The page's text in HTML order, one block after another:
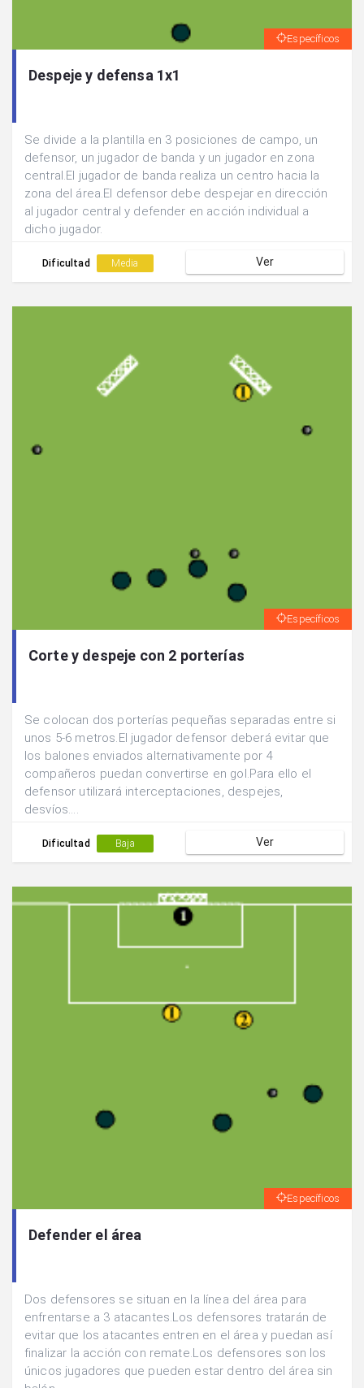
Específicos
Despeje y defensa 1x1
Se divide a la plantilla en 3 posiciones de campo, un
defensor, un jugador de banda y un jugador en zona
central.El jugador de banda realiza un centro hacia la
zona del área.El defensor debe despejar en dirección
al jugador central y defender en acción individual a
dicho jugador.
Dificultad Media Ver
Específicos
Corte y despeje con 2 porterías
Se colocan dos porterías pequeñas separadas entre si
unos 5-6 metros.El jugador defensor deberá evitar que
los balones enviados alternativamente por 4
compañeros puedan convertirse en gol.Para ello el
defensor utilizará interceptaciones, despejes,
desvíos....
Dificultad Baja Ver
Específicos
Defender el área
Dos defensores se situan en la línea del área para
enfrentarse a 3 atacantes.Los defensores tratarán de
evitar que los atacantes entren en el área y puedan así
finalizar la acción con remate.Los defensores son los
únicos jugadores que pueden estar dentro del área sin